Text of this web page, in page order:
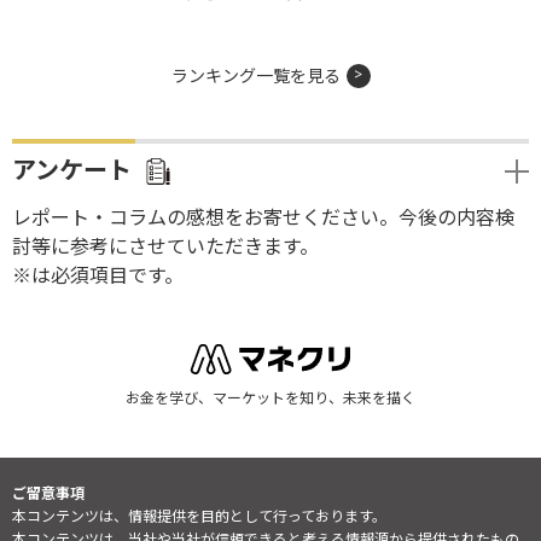
ランキング一覧を見る
アンケート
レポート・コラムの感想をお寄せください。今後の内容検
討等に参考にさせていただきます。
※は必須項目です。
お金を学び、マーケットを知り、未来を描く
ご留意事項
本コンテンツは、情報提供を目的として行っております。